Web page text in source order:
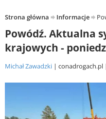
Strona główna Informacje
Powódź. Aktualna
krajowych -
Michał Zawadzki conadrogach.pl